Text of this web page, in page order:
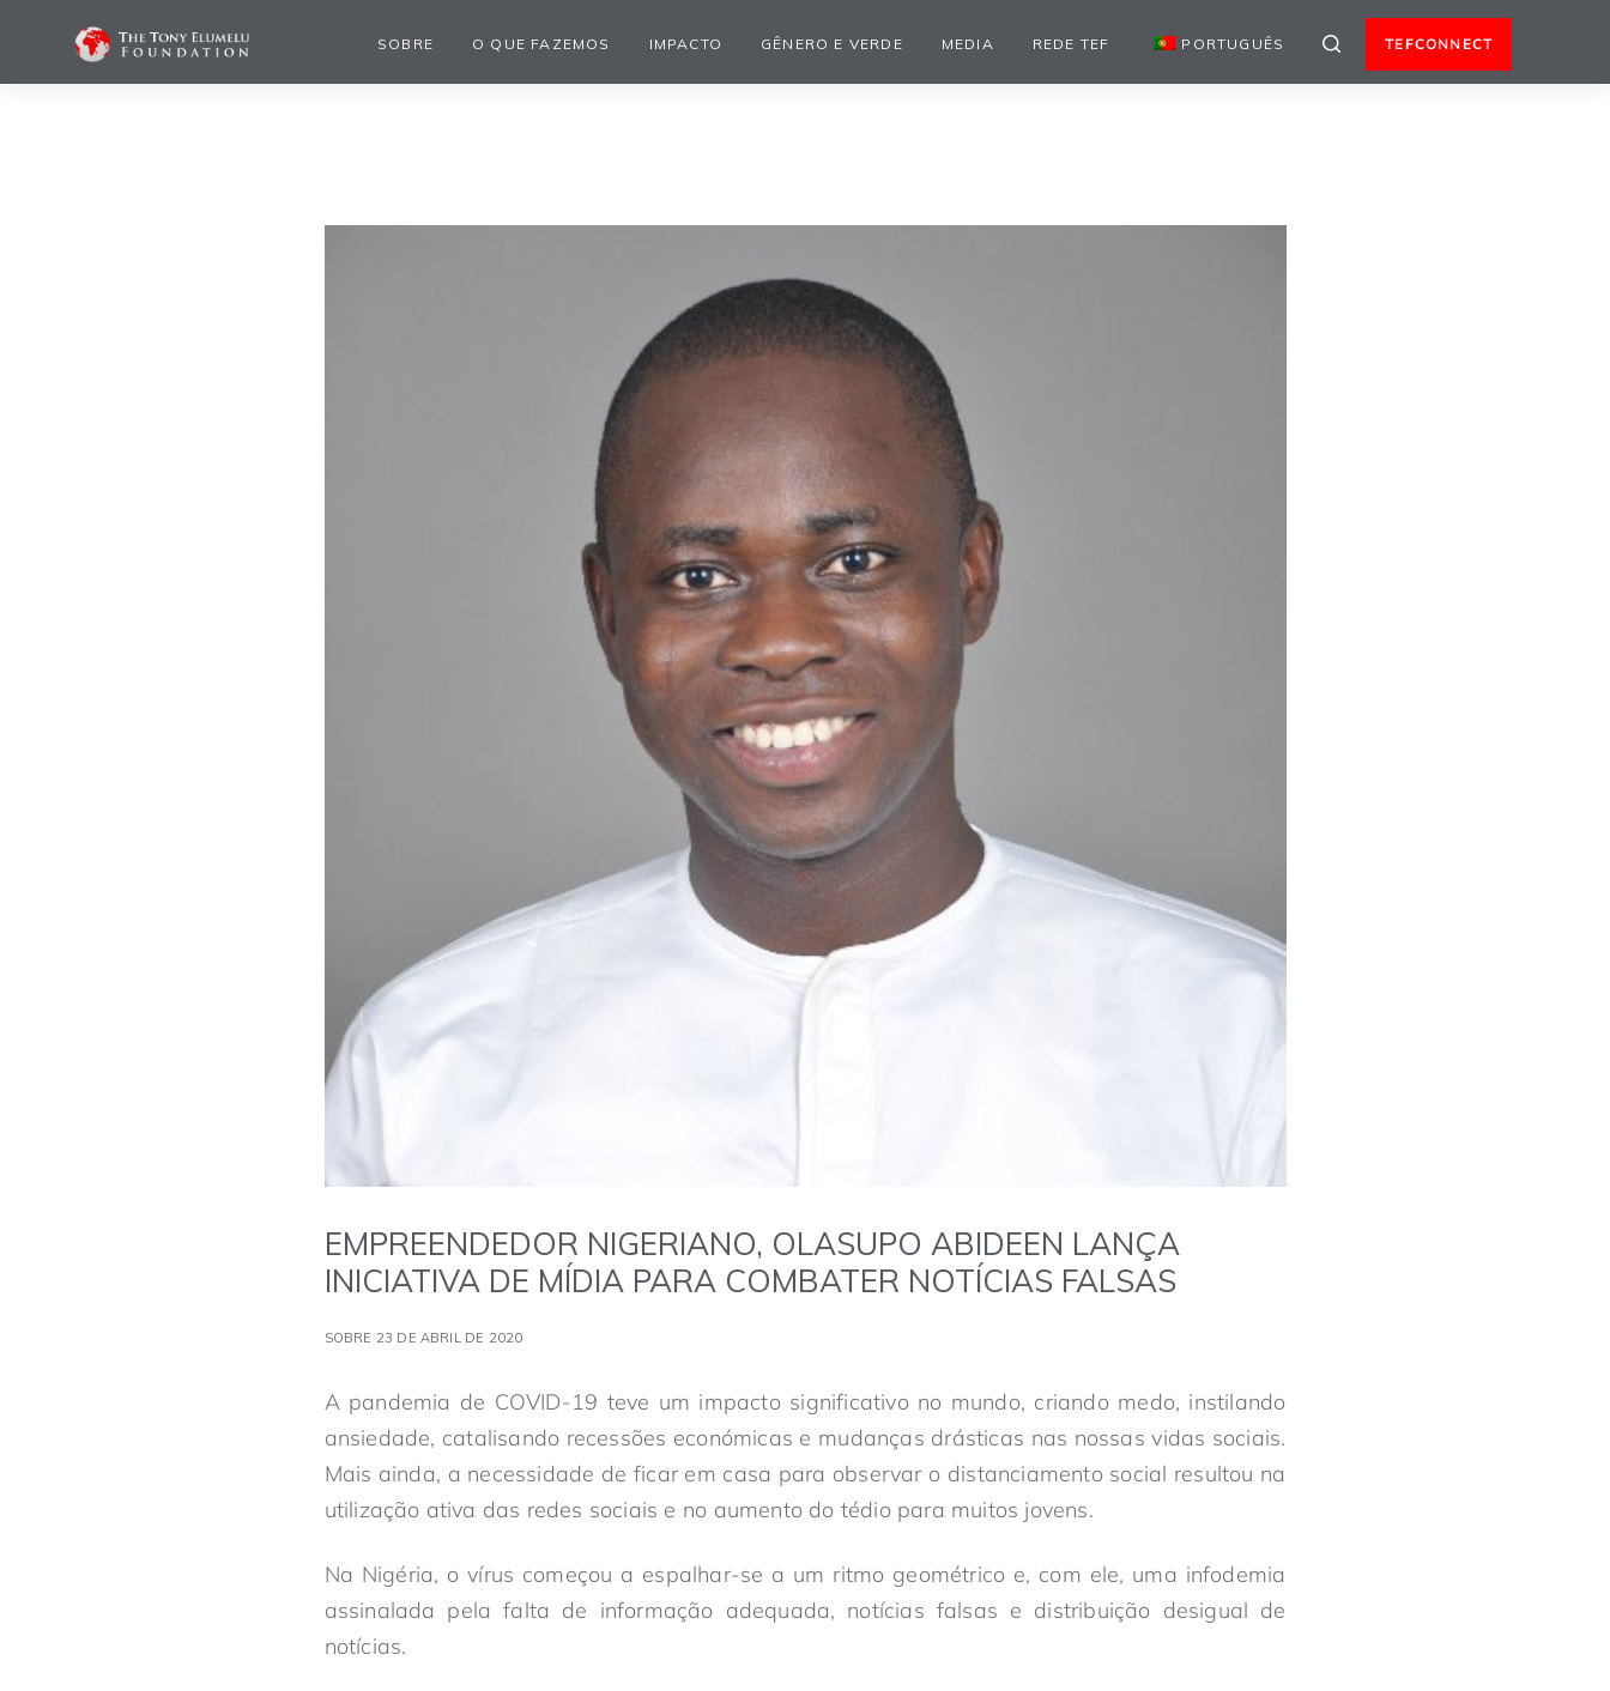
SOBRE O QUE FAZEMOS IMPACTO GÊNERO E VERDE MEDIA REDE TEF PORTUGUÊS TEFCONNECT
EMPREENDEDOR NIGERIANO, OLASUPO ABIDEEN LANÇA
INICIATIVA DE MÍDIA PARA COMBATER NOTÍCIAS FALSAS
SOBRE 23 DE ABRIL DE 2020
A pandemia de COVID-19 teve um impacto significativo no mundo, criando medo, instilando
ansiedade, catalisando recessões económicas e mudanças drásticas nas nossas vidas sociais.
Mais ainda, a necessidade de ficar em casa para observar o distanciamento social resultou na
utilização ativa das redes sociais e no aumento do tédio para muitos jovens.
Na Nigéria, o vírus começou a espalhar-se a um ritmo geométrico e, com ele, uma infodemia
assinalada pela falta de informação adequada, notícias falsas e distribuição desigual de
notícias.